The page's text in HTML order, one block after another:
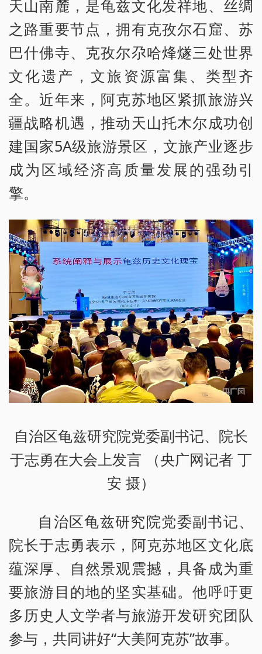
天山南麓，是龟兹文化发祥地、丝绸
之路重要节点，拥有克孜尔石窟、苏
巴什佛寺、克孜尔尕哈烽燧三处世界
文化遗产，文旅资源富集、类型齐
全。近年来，阿克苏地区紧抓旅游兴
疆战略机遇，推动天山托木尔成功创
建国家5A级旅游景区，文旅产业逐步
成为区域经济高质量发展的强劲引
擎。
自治区龟兹研究院党委副书记、院长
于志勇在大会上发言 （央广网记者 丁
安 摄）
自治区龟兹研究院党委副书记、
院长于志勇表示，阿克苏地区文化底
蕴深厚、自然景观震撼，具备成为重
要旅游目的地的坚实基础。他呼吁更
多历史人文学者与旅游开发研究团队
参与，共同讲好“大美阿克苏”故事。